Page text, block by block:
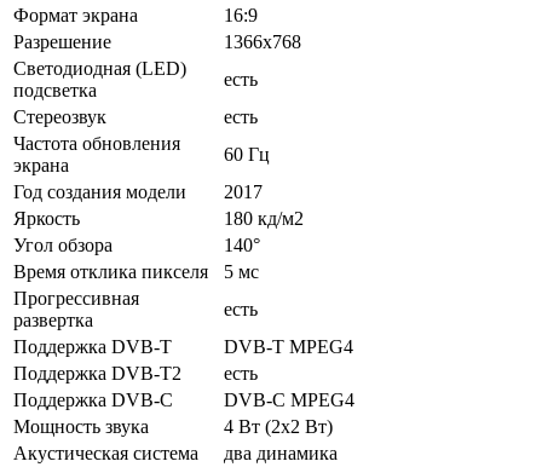
Формат экрана
16:9
Разрешение
1366x768
Светодиодная (LED)
подсветка
есть
Стереозвук
есть
Частота обновления
экрана
60 Гц
Год создания модели
2017
Яркость
180 кд/м2
Угол обзора
140°
Время отклика пикселя
5 мс
Прогрессивная
развертка
есть
Поддержка DVB-T
DVB-T MPEG4
Поддержка DVB-T2
есть
Поддержка DVB-C
DVB-C MPEG4
Мощность звука
4 Вт (2х2 Вт)
Акустическая система
два динамика